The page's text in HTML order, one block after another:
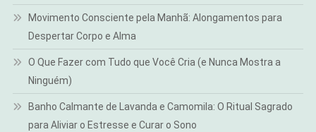
Movimento Consciente pela Manhã: Alongamentos para
Despertar Corpo e Alma
O Que Fazer com Tudo que Você Cria (e Nunca Mostra a
Ninguém)
Banho Calmante de Lavanda e Camomila: O Ritual Sagrado
para Aliviar o Estresse e Curar o Sono